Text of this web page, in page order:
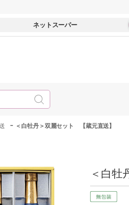
ネットスーパー
- ＜白牡丹＞双麗セット 【蔵元直送】
＜白牡